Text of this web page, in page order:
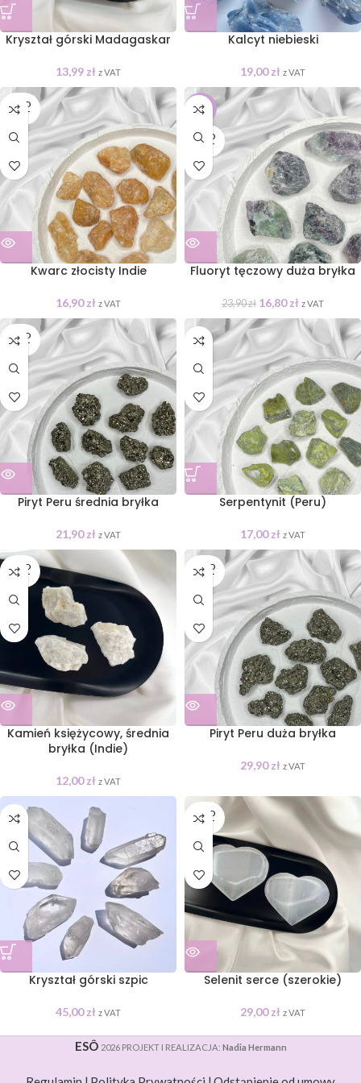
Kryształ górski Madagaskar
13,99 zł z VAT
Kalcyt niebieski
19,00zł z VAT
SOLD
OUT
Kwarc złocisty Indie
16,90zł z VAT
-30%
SOLD
OUT
Fluoryt tęczowy duża bryłka
23,90zł 16,80zł z VAT
SOLD
OUT
Piryt Peru średnia bryłka
21,90zł z VAT
Serpentynit (Peru)
17,00zł z VAT
SOLD
OUT
Kamień księżycowy, średnia
bryłka (Indie)
12,00zł z VAT
SOLD
OUT
Piryt Peru duża bryłka
29,90zł z VAT
Kryształ górski szpic
45,00zł z VAT
SOLD
OUT
Selenit serce (szerokie)
29,00zł z VAT
ESÔ 2026 PROJEKT I REALIZACJA: Nadia Hermann